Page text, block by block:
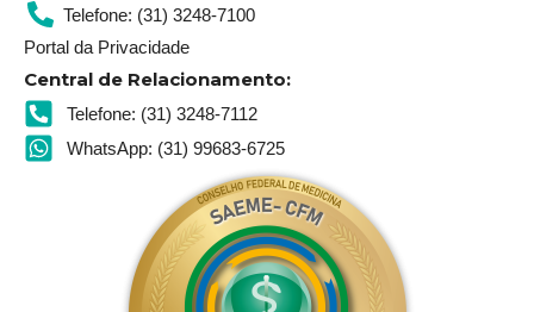
Telefone: (31) 3248-7100
Portal da Privacidade
Central de Relacionamento:
Telefone: (31) 3248-7112
WhatsApp: (31) 99683-6725